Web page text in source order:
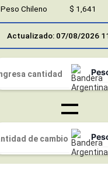
Peso Chileno $ 1,641
Actualizado: 07/08/2026